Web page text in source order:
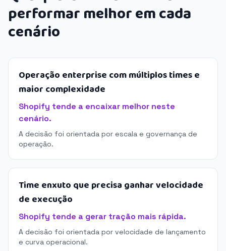
performar melhor em cada
cenário
Operação enterprise com múltiplos times e
maior complexidade
Shopify tende a encaixar melhor neste
cenário.
A decisão foi orientada por escala e governança de
operação.
Time enxuto que precisa ganhar velocidade
de execução
Shopify tende a gerar tração mais rápida.
A decisão foi orientada por velocidade de lançamento
e curva operacional.